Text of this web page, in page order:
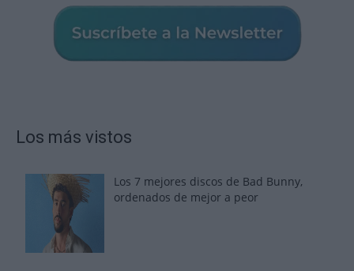
Los más vistos
Los 7 mejores discos de Bad Bunny,
ordenados de mejor a peor